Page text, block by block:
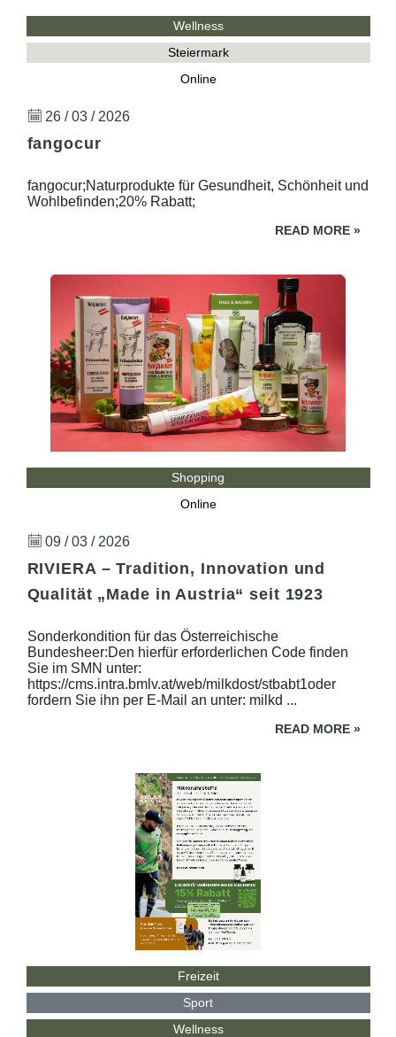
Wellness
Steiermark
Online
26 / 03 / 2026
fangocur
fangocur;Naturprodukte für Gesundheit, Schönheit und
Wohlbefinden;20% Rabatt;
READ MORE »
Shopping
Online
09 / 03 / 2026
RIVIERA – Tradition, Innovation und
Qualität „Made in Austria“ seit 1923
Sonderkondition für das Österreichische
Bundesheer:Den hierfür erforderlichen Code finden
Sie im SMN unter:
https://cms.intra.bmlv.at/web/milkdost/stbabt1oder
fordern Sie ihn per E-Mail an unter: milkd ...
READ MORE »
Freizeit
Sport
Wellness